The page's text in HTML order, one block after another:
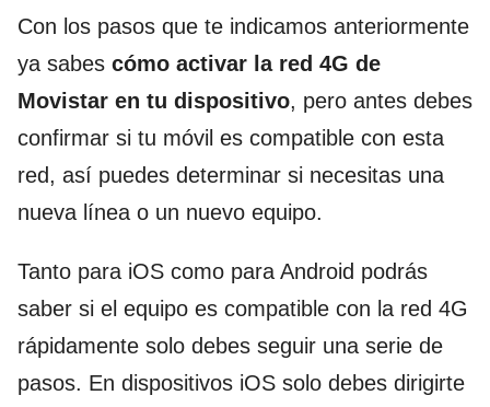
Con los pasos que te indicamos anteriormente
ya sabes cómo activar la red 4G de
Movistar en tu dispositivo, pero antes debes
confirmar si tu móvil es compatible con esta
red, así puedes determinar si necesitas una
nueva línea o un nuevo equipo.
Tanto para iOS como para Android podrás
saber si el equipo es compatible con la red 4G
rápidamente solo debes seguir una serie de
pasos. En dispositivos iOS solo debes dirigirte